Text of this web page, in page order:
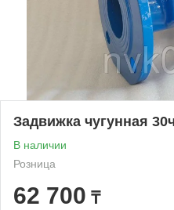
Задвижка чугунная
В наличии
Розница
62 700 ₸